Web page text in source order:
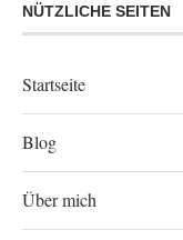
NÜTZLICHE SEITEN
Startseite
Blog
Über mich